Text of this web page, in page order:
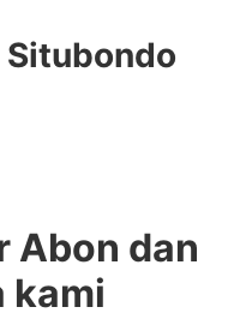
Abon dan
kami